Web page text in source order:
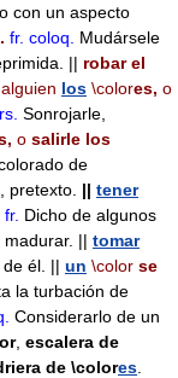
con un aspecto
fr. coloq.
Mudársele
|| robar el
los \colores, o
Sonrojarle,
o salirle los
de
pretexto. || tener
fr. Dicho de algunos
|| tomar
él. || un \color se
la turbación de
Considerarlo de un
, escalera de
de \colores